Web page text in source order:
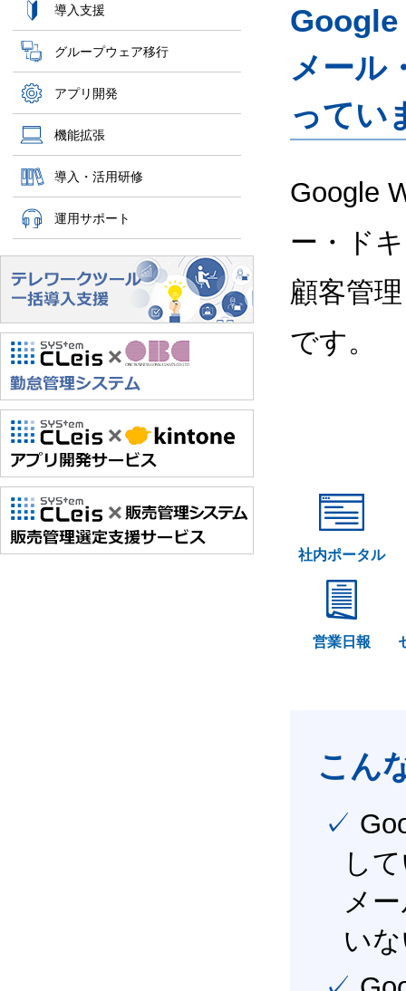
導入支援
グループウェア移行
アプリ開発
機能拡張
導入・活用研修
運用サポート
Google
メール
ってい
Google
ー・ド
顧客管
です。
社内ポータル
営業日報
こん
✓ Google Workspace（旧G Suite） を社内で導入
し
メ
い